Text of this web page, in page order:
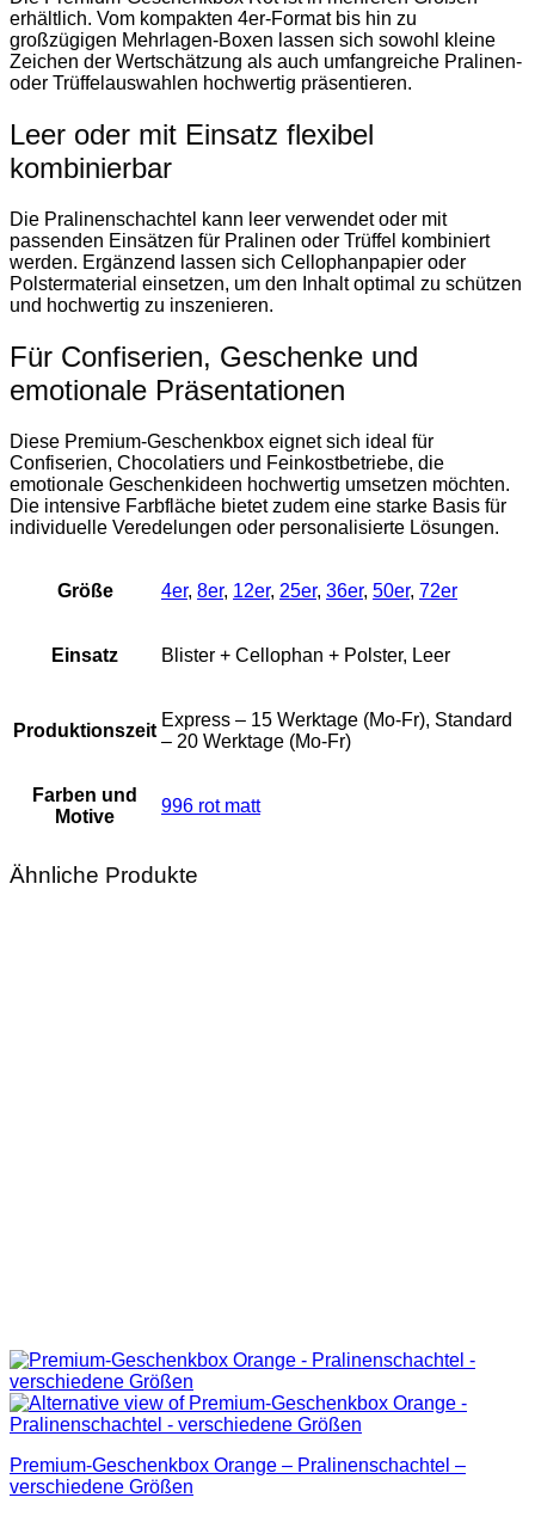
erhältlich. Vom kompakten 4er-Format bis hin zu
großzügigen Mehrlagen-Boxen lassen sich sowohl kleine
Zeichen der Wertschätzung als auch umfangreiche Pralinen-
oder Trüffelauswahlen hochwertig präsentieren.
Leer oder mit Einsatz flexibel
kombinierbar
Die Pralinenschachtel kann leer verwendet oder mit
passenden Einsätzen für Pralinen oder Trüffel kombiniert
werden. Ergänzend lassen sich Cellophanpapier oder
Polstermaterial einsetzen, um den Inhalt optimal zu schützen
und hochwertig zu inszenieren.
Für Confiserien, Geschenke und
emotionale Präsentationen
Diese Premium-Geschenkbox eignet sich ideal für
Confiserien, Chocolatiers und Feinkostbetriebe, die
emotionale Geschenkideen hochwertig umsetzen möchten.
Die intensive Farbfläche bietet zudem eine starke Basis für
individuelle Veredelungen oder personalisierte Lösungen.
Größe 4er, 8er, 12er, 25er, 36er, 50er, 72er
Einsatz Blister + Cellophan + Polster, Leer
Produktionszeit
Express – 15 Werktage (Mo-Fr), Standard
– 20 Werktage (Mo-Fr)
Farben und
Motive
996 rot matt
Ähnliche Produkte
Premium-Geschenkbox Orange – Pralinenschachtel –
verschiedene Größen